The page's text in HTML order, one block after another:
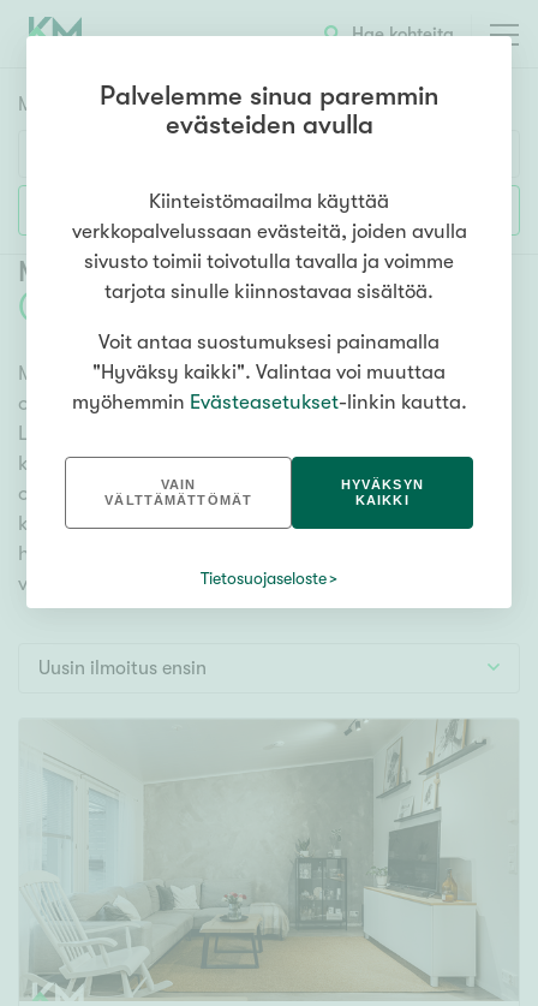
Hae kohteita
Myyntikohteet
Huoneluku
1h 2h 3h 4h 5h+
Asuntotyyppi
Kerros-/luhtitalo
Rivitalo/paritalo
Omakoti-/erillistalo
Maa- tai metsätila
Vapaa-ajan asunto
Autotalli
000 €
Pinta-ala
Asuinpinta-ala Kokonaispinta-ala
Lisää hakuehtoja
Myytävät rivitalot ja paritalot Lapua
(
Meiltä löydät myytävät rivitalot ja paritalot Lapua,
olitpa etsimässä suurempaa tai pienempää asuntoa.
Lukuisat asuntovaihtoehdot ja erittäin kattava
kiinteistönvälittäjien verkosto varmistavat, että meillä
on hyvä paikallinen osaaminen ja tieto. Katso alta
kaikki myytävät rivitalot ja paritalot Lapua tai
hyödynnä kätevää hakutyökalua. Meiltä löydät
varmasti unelmiesi kodin.
Uusin ilmoitus ensin
Palvelemme sinua paremmin
evästeiden avulla
Kiinteistömaailma käyttää
verkkopalvelussaan evästeitä, joiden avulla
sivusto toimii toivotulla tavalla ja voimme
tarjota sinulle kiinnostavaa sisältöä.
Voit antaa suostumuksesi painamalla
"Hyväksy kaikki". Valintaa voi muuttaa
myöhemmin Evästeasetukset-linkin kautta.
VAIN
VÄLTTÄMÄTTÖMÄT
HYVÄKSYN
KAIKKI
Tietosuojaseloste